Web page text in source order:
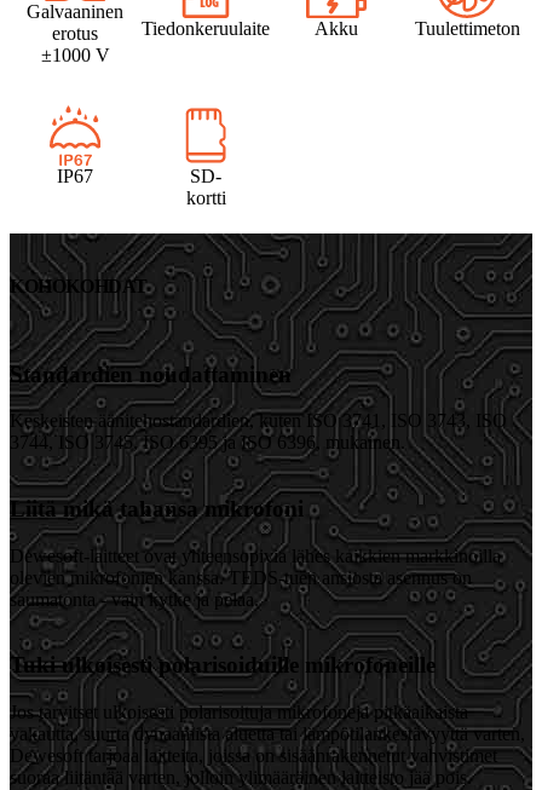
Galvaaninen
erotus
±1000 V
Tiedonkeruulaite Akku Tuulettimeton
IP67
SD-
kortti
KOHOKOHDAT
Standardien noudattaminen
Keskeisten äänitehostandardien, kuten ISO 3741, ISO 3743, ISO
3744, ISO 3745, ISO 6395 ja ISO 6396, mukainen.
Liitä mikä tahansa mikrofoni
Dewesoft-laitteet ovat yhteensopivia lähes kaikkien markkinoilla
olevien mikrofonien kanssa. TEDS-tuen ansiosta asennus on
saumatonta - vain kytke ja pelaa.
Tuki ulkoisesti polarisoiduille mikrofoneille
Jos tarvitset ulkoisesti polarisoituja mikrofoneja pitkäaikaista
vakautta, suurta dynaamista aluetta tai lämpötilankestävyyttä varten,
Dewesoft tarjoaa laitteita, joissa on sisäänrakennetut vahvistimet
suoraa liitäntää varten, jolloin ylimääräinen laitteisto jää pois.